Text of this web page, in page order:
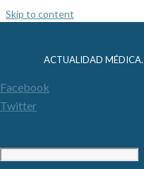
Skip to content
ACTUALIDAD
Facebook
Twitter